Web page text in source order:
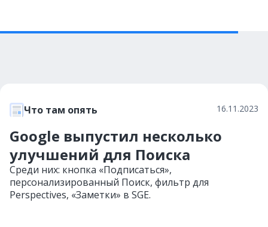
Что там опять 16.11.2023
Google выпустил несколько
улучшений для Поиска
Среди них: кнопка «Подписаться»,
персонализированный Поиск, фильтр для
Perspectives, «Заметки» в SGE.